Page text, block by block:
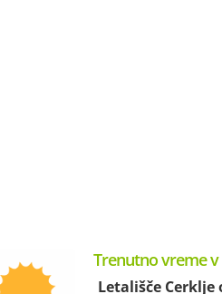
Trenutno vreme
Letališče Cerklje